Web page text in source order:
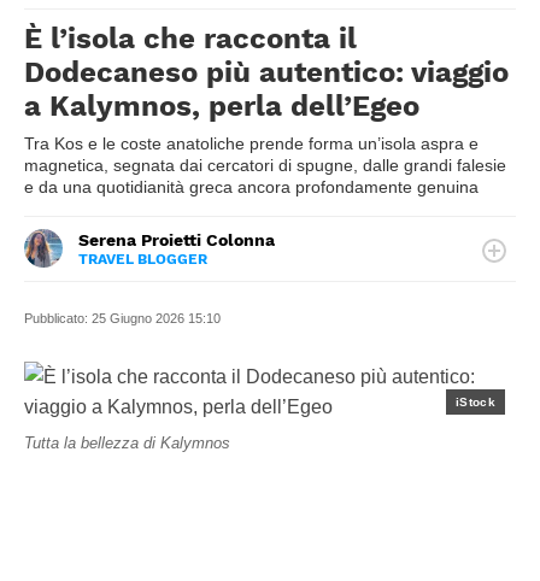
È l’isola che racconta il
Dodecaneso più autentico: viaggio
a Kalymnos, perla dell’Egeo
Tra Kos e le coste anatoliche prende forma un’isola aspra e
magnetica, segnata dai cercatori di spugne, dalle grandi falesie
e da una quotidianità greca ancora profondamente genuina
Serena Proietti Colonna
TRAVEL BLOGGER
vita fatta di viaggi, scrittura e persone
Pubblicato: 25 Giugno 2026 15:10
iStock
Tutta la bellezza di Kalymnos